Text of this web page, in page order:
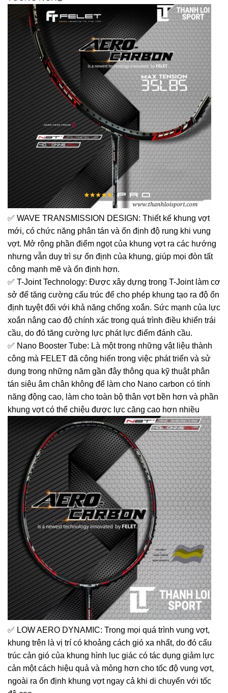
✅ WAVE TRANSMISSION DESIGN: Thiết kế khung vợt
mới, có chức năng phân tán và ổn định độ rung khi vung
vợt. Mở rộng phần điểm ngọt của khung vợt ra các hướng
nhưng vẫn duy trì sự ổn định của khung, giúp mọi đòn tất
công mạnh mẽ và ổn định hơn.
✅ T-Joint Technology: Được xây dựng trong T-Joint làm cơ
sở để tăng cường cấu trúc để cho phép khung tạo ra độ ổn
định tuyệt đối với khả năng chống xoắn. Sức mạnh của lực
xoắn nâng cao độ chính xác trong quá trình điều khiển trái
cầu, do đó tăng cường lực phát lực điểm đánh cầu.
✅ Nano Booster Tube: Là một trong những vật liệu thành
công mà FELET đã công hiến trong việc phát triển và sử
dụng trong những năm gần đây thông qua kỹ thuật phân
tán siêu âm chân không để làm cho Nano carbon có tính
năng động cao, làm cho toàn bộ thân vợt bền hơn và phần
khung vợt có thể chiệu được lực căng cao hơn nhiều
✅ LOW AERO DYNAMIC: Trong mọi quá trình vung vợt,
khung trên là vị trí có khoảng cách gió xa nhất, do đó cấu
trúc cản gió của khung hình lục giác có tác dụng giảm lực
cản một cách hiệu quả và mỏng hơn cho tốc độ vung vợt,
ngoài ra ổn định khung vợt ngay cả khi di chuyển với tốc